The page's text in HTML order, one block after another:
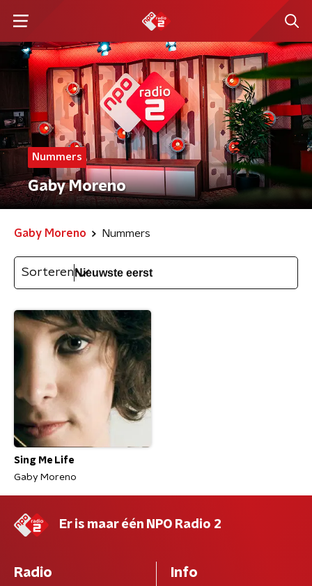
Nummers
Gaby Moreno
Gaby Moreno Nummers
Sorteren
Sing Me Life
Gaby Moreno
Er is maar één NPO Radio 2
Radio Info